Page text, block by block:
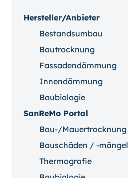
Hersteller/Anbieter
Bestandsumbau
Bautrocknung
Fassadendämmung
Innendämmung
Baubiologie
SanReMo Portal
Bau-/Mauertrocknung
Bauschäden / -mängel
Thermografie